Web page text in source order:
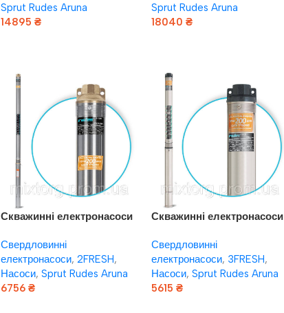
Sprut Rudes Aruna
14895 ₴
Sprut Rudes Aruna
18040 ₴
Скважинні електронасоси
15 м +евровилка)
Свердловинні
електронасоси, 2FRESH,
Насоси, Sprut Rudes Aruna
6756 ₴
Скважинні електронасоси
кабель 2 м)
Свердловинні
електронасоси, 3FRESH,
Насоси, Sprut Rudes Aruna
5615 ₴